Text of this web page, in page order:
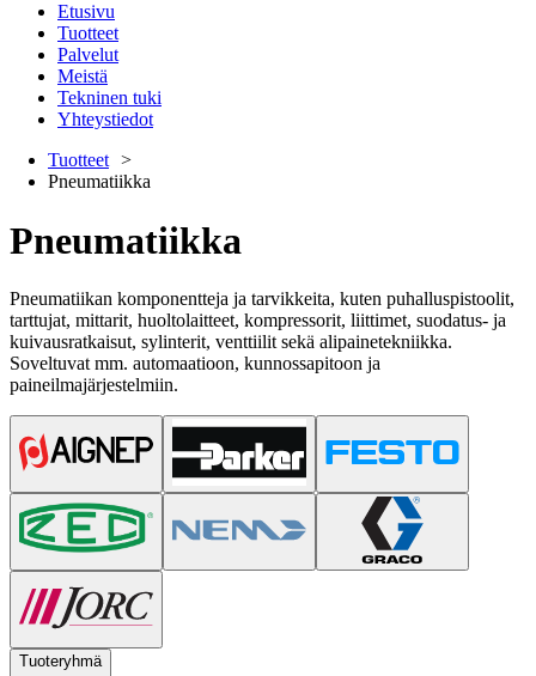
Etusivu
Tuotteet
Palvelut
Meistä
Tekninen tuki
Yhteystiedot
Tuotteet
Pneumatiikka
Pneumatiikka
Pneumatiikan komponentteja ja tarvikkeita, kuten puhalluspistoolit,
tarttujat, mittarit, huoltolaitteet, kompressorit, liittimet, suodatus- ja
kuivausratkaisut, sylinterit, venttiilit sekä alipainetekniikka.
Soveltuvat mm. automaatioon, kunnossapitoon ja
paineilmajärjestelmiin.
Tuoteryhmä